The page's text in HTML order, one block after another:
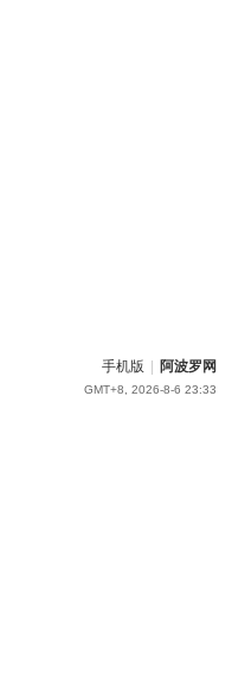
手机版 阿波罗网
GMT+8, 2026-8-6 23:33